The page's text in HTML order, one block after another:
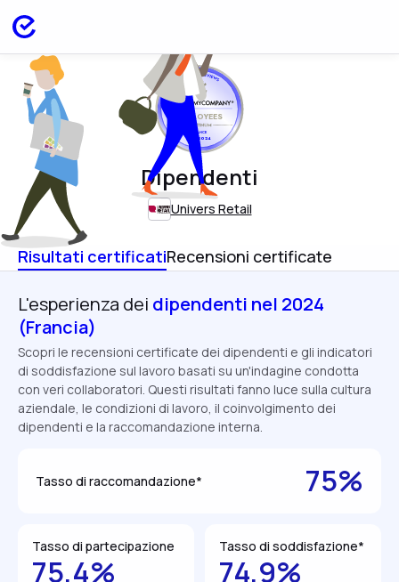
EMPLOYEES
FRANCE
APR 2024
Dipendenti
Univers Retail
Risultati certificatiRecensioni certificate
L'esperienza dei dipendenti nel 2024
(Francia)
Scopri le recensioni certificate dei dipendenti e gli indicatori
di soddisfazione sul lavoro basati su un'indagine condotta
con veri collaboratori. Questi risultati fanno luce sulla cultura
aziendale, le condizioni di lavoro, il coinvolgimento dei
dipendenti e la raccomandazione interna.
Tasso di raccomandazione* 75%
Tasso di partecipazione
75,4%
Tasso di soddisfazione*
74,9%